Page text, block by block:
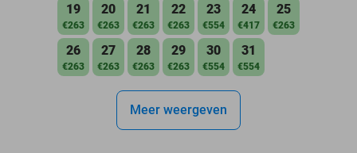
19
€263
20
€263
21
€263
22
€263
23
€554
24
€417
25
€263
26
€263
27
€263
28
€263
29
€263
30
€554
31
€554
Meer weergeven